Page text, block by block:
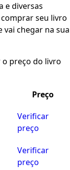
e diversas
seu livro
vai chegar na sua
preço do livro
Preço
Verificar
preço
Verificar
preço